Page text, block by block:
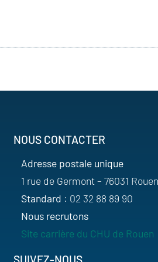
NOUS CONTACTER
Adresse postale unique
1 rue de Germont – 76031
Standard : 02 32 88 89 90
Nous recrutons
Site carrière du CHU de Rouen
SUIVEZ-NOUS